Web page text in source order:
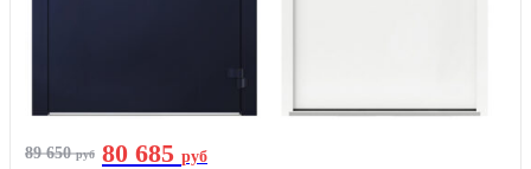
89 650руб 80 685 руб